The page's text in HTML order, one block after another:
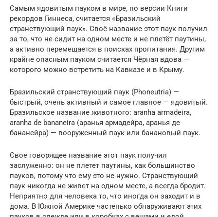
Самым ядовитым пауком в мире, по версии Книги
рекордов Гиннеса, считается «Бразильский
странствующий паук». Своё название этот паук получил
за то, что не сидит на одном месте и не плетёт паутины,
а активно перемещается в поисках пропитания. Другим
крайне опасным пауком считается Чёрная вдова —
которого можно встретить на Кавказе и в Крыму.
Бразильский странствующий паук (Phoneutria) —
быстрый, очень активный и самое главное — ядовитый.
Бразильское название животного: aranha armadeira,
aranha de bananeira (аранья армадейра, аранья де
бананейра) — вооруженный паук или банановый паук.
Свое говорящее название этот паук получил
заслуженно: он не плетет паутины, как большинство
пауков, потому что ему это не нужно. Странствующий
паук никогда не живет на одном месте, а всегда бродит.
Неприятно для человека то, что иногда он заходит и в
дома. В Южной Америке частенько обнаруживают этих